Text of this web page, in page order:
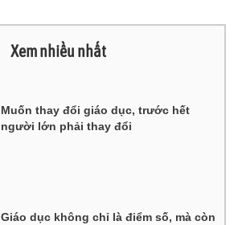
Xem nhiều nhất
Muốn thay đổi giáo dục, trước hết
người lớn phải thay đổi
Giáo dục không chỉ là điểm số, mà còn